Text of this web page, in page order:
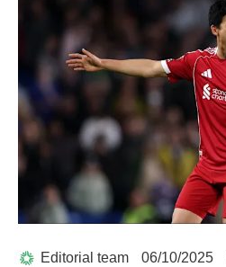
Editorial team 06/10/2025